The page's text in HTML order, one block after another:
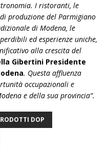
I ristoranti, le
produzione del Parmigiano
di Modena, le
ed esperienze uniche,
alla crescita del
Gibertini Presidente
. Questa affluenza
occupazionali e
e della sua provincia”.
DOP